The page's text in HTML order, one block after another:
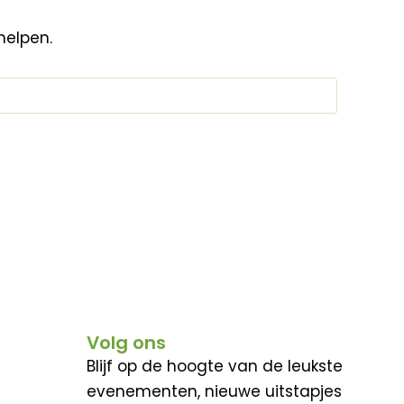
Volg ons
Blijf op de hoogte van de leukste
evenementen, nieuwe uitstapjes